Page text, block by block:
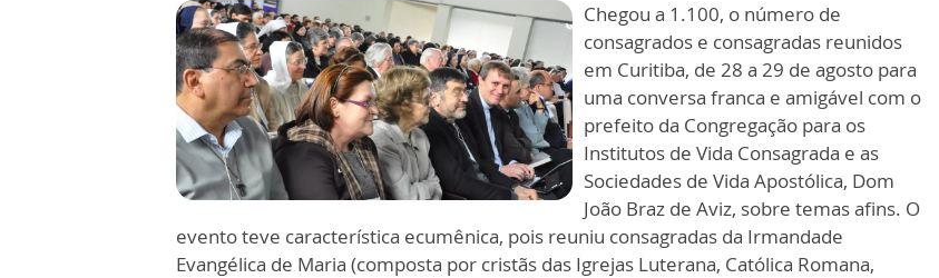
Chegou a 1.100, o número de
consagrados e consagradas reunidos
em Curitiba, de 28 a 29 de agosto para
uma conversa franca e amigável com o
prefeito da Congregação para os
Institutos de Vida Consagrada e as
Sociedades de Vida Apostólica, Dom
João Braz de Aviz, sobre temas afins. O
evento teve característica ecumênica, pois reuniu consagradas da Irmandade
Evangélica de Maria (composta por cristãs das Igrejas Luterana, Católica Romana,